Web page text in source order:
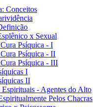
Conceitos
x Sexual
Psíquica - I
Psíquica - II
Psíquica - III
I
II
Espirituais - Agentes do Alto
Pelos Chacras